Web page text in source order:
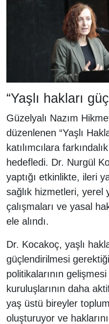
“Yaşlı hakları
Güzelyalı Nazım
düzenlenen “Yaşlı
katılımcılara
hedefledi. Dr. Nurgül
yaptığı etkinlikte, ileri
sağlık hizmetleri, yerel
çalışmaları ve yasal
ele alındı.
Dr. Kocakoç, yaşlı
güçlendirilmesi
politikalarının
kuruluşlarının daha
yaş üstü bireyler
oluşturuyor ve